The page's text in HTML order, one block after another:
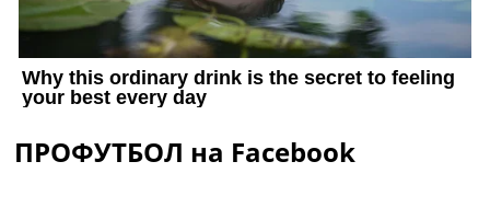
ПРОФУТБОЛ на Facebook